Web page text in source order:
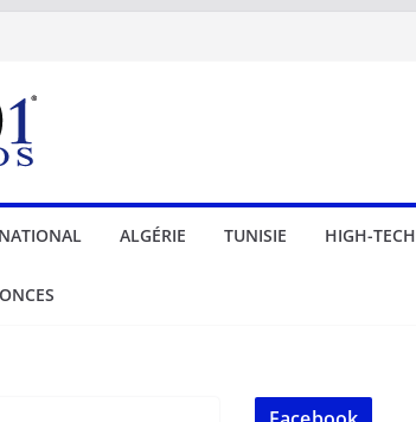
ALGÉRIE TUNISIE HIGH-TECH